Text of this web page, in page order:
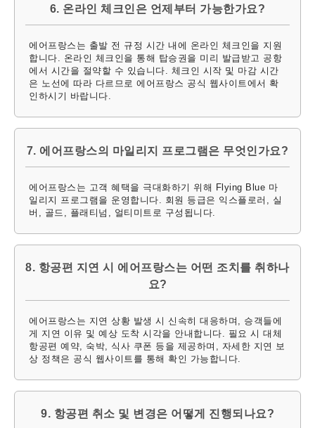
6. 온라인 체크인은 언제부터 가능한가요?
에어프랑스는 출발 전 규정 시간 내에 온라인 체크인을 지원
합니다. 온라인 체크인을 통해 탑승권을 미리 발급받고 공항
에서 시간을 절약할 수 있습니다. 체크인 시작 및 마감 시간
은 노선에 따라 다르므로 에어프랑스 공식 웹사이트에서 확
인하시기 바랍니다.
7. 에어프랑스의 마일리지 프로그램은 무엇인가요?
에어프랑스는 고객 혜택을 극대화하기 위해 Flying Blue 마
일리지 프로그램을 운영합니다. 회원 등급은 익스플로러, 실
버, 골드, 플래티넘, 얼티미트로 구성됩니다.
8. 항공편 지연 시 에어프랑스는 어떤 조치를 취하나
요?
에어프랑스는 지연 상황 발생 시 신속히 대응하며, 승객들에
게 지연 이유 및 예상 도착 시각을 안내합니다. 필요 시 대체
항공편 예약, 숙박, 식사 쿠폰 등을 제공하며, 자세한 지연 보
상 정책은 공식 웹사이트를 통해 확인 가능합니다.
9. 항공편 취소 및 변경은 어떻게 진행되나요?